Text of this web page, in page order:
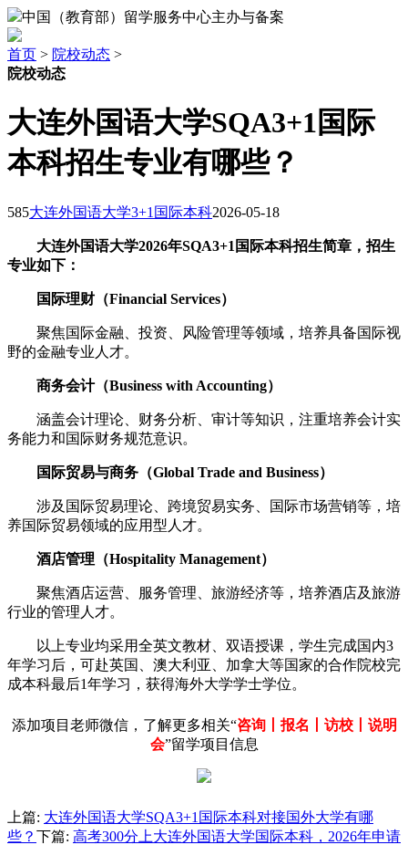
中国（教育部）留学服务中心主办与备案
首页 > 院校动态 >
院校动态
大连外国语大学SQA3+1国际
本科招生专业有哪些？
585大连外国语大学3+1国际本科2026-05-18
大连外国语大学2026年SQA3+1国际本科招生简章，招生
专业如下：
国际理财（Financial Services）
聚焦国际金融、投资、风险管理等领域，培养具备国际视
野的金融专业人才。
商务会计（Business with Accounting）
涵盖会计理论、财务分析、审计等知识，注重培养会计实
务能力和国际财务规范意识。
国际贸易与商务（Global Trade and Business）
涉及国际贸易理论、跨境贸易实务、国际市场营销等，培
养国际贸易领域的应用型人才。
酒店管理（Hospitality Management）
聚焦酒店运营、服务管理、旅游经济等，培养酒店及旅游
行业的管理人才。
以上专业均采用全英文教材、双语授课，学生完成国内3
年学习后，可赴英国、澳大利亚、加拿大等国家的合作院校完
成本科最后1年学习，获得海外大学学士学位。
添加项目老师微信，了解更多相关“咨询丨报名丨访校丨说明
会”留学项目信息
上篇: 大连外国语大学SQA3+1国际本科对接国外大学有哪
些？ 下篇: 高考300分上大连外国语大学国际本科，2026年申请